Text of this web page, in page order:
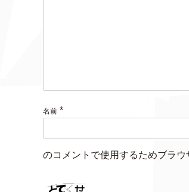
名前 *
のコメントで使用するためブラ